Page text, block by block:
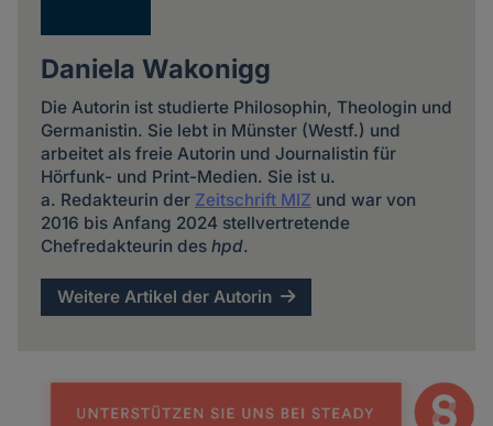
Daniela Wakonigg
Die Autorin ist studierte Philosophin, Theologin und
Germanistin. Sie lebt in Münster (Westf.) und
arbeitet als freie Autorin und Journalistin für
Hörfunk- und Print-Medien. Sie ist u.
a. Redakteurin der Zeitschrift MIZ und war von
2016 bis Anfang 2024 stellvertretende
Chefredakteurin des hpd.
Weitere Artikel der Autorin